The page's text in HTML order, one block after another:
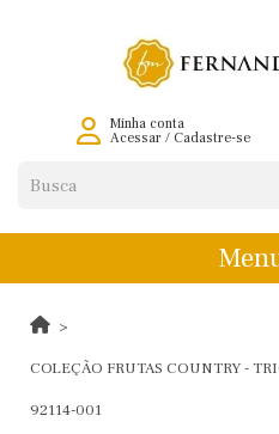
Minha conta
Acessar/ Cadastre-se
COLEÇÃO FRUTAS COUNTRY -
92114-001